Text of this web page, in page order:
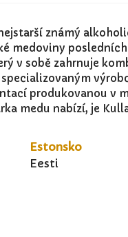
známý
medoviny
v sobě zahrnuje
produkovanou v
medu nabízí, je
Estonsko
Eesti